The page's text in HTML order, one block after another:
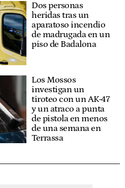
Dos personas
heridas tras un
aparatoso incendio
de madrugada en un
piso de Badalona
Los Mossos
investigan un
tiroteo con un AK-47
y un atraco a punta
de pistola en menos
de una semana en
Terrassa